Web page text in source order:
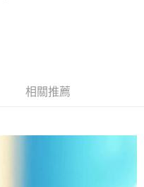
」的支付方式。 讓您購物簡單
訊中的連結，可透過四大超商／
視為交易完成。
，但若您需要取消訂單，請聯絡
仍視為有效，需透過AFTEE先享
相關推薦